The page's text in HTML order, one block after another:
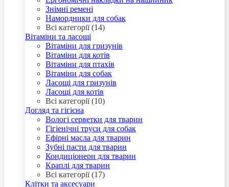
Знімні ремені
Намордники для собак
Всі категорії (14)
Вітаміни та ласощі
Вітаміни для гризунів
Вітаміни для котів
Вітаміни для птахів
Вітаміни для собак
Ласощі для гризунів
Ласощі для котів
Всі категорії (10)
Догляд та гігієна
Вологі серветки для тварин
Гігіенічні труси для собак
Ефірні масла для тварин
Зубні пасти для тварин
Кондиціонери для тварин
Краплі для тварин
Всі категорії (17)
Клітки та аксесуари